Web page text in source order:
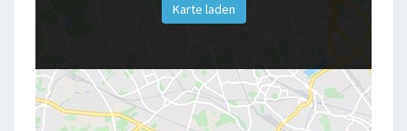
Karte laden